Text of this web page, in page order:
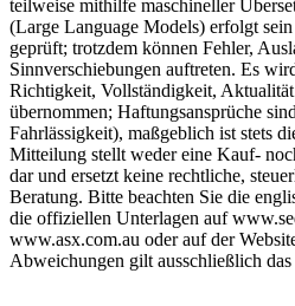
teilweise mithilfe maschineller
(Large Language Models) erfolgt
geprüft; trotzdem können Fehler,
Sinnverschiebungen auftreten. Es
Richtigkeit, Vollständigkeit, Aktualität
übernommen; Haftungsansprüche
Fahrlässigkeit), maßgeblich ist stets
Mitteilung stellt weder eine Kauf-
dar und ersetzt keine rechtliche,
Beratung. Bitte beachten Sie die
die offiziellen Unterlagen auf
www.asx.com.au oder auf der
Abweichungen gilt ausschließlich